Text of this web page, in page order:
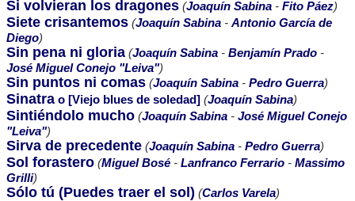
Si volvieran los dragones (Joaquín Sabina - Fito Páez)
Siete crisantemos (Joaquín Sabina - Antonio García de
Diego)
Sin pena ni gloria (Joaquín Sabina - Benjamín Prado -
José Miguel Conejo "Leiva")
Sin puntos ni comas (Joaquín Sabina - Pedro Guerra)
Sinatra o [Viejo blues de soledad] (Joaquín Sabina)
Sintiéndolo mucho (Joaquín Sabina - José Miguel Conejo
"Leiva")
Sirva de precedente (Joaquín Sabina - Pedro Guerra)
Sol forastero (Miguel Bosé - Lanfranco Ferrario - Massimo
Grilli)
Sólo tú (Puedes traer el sol) (Carlos Varela)